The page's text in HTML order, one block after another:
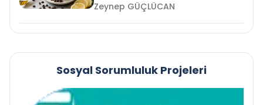
Zeynep GÜÇLÜCAN
Sosyal Sorumluluk Projeleri